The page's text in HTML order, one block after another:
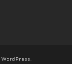
WordPress